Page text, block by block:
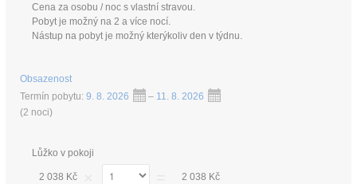
Cena za osobu / noc s vlastní stravou.
Pobyt je možný na 2 a více nocí.
Nástup na pobyt je možný kterýkoliv den v týdnu.
Obsazenost
Termín pobytu: 9. 8. 2026 – 11. 8. 2026
(2 noci)
Lůžko v pokoji
2 038 Kč 2 038 Kč